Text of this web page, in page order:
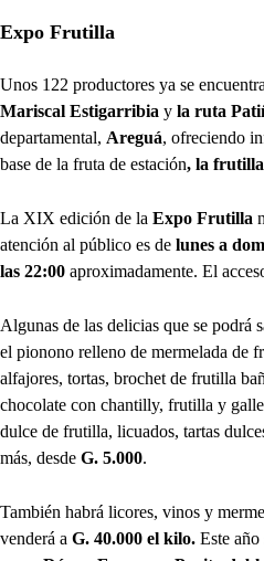
Expo Frutilla
Unos 122 productores ya se
Mariscal Estigarribia y la ruta
departamental, Areguá, ofreciendo
base de la fruta de estación, la
La XIX edición de la Expo Frutilla
atención al público es de lunes a
las 22:00 aproximadamente. El
Algunas de las delicias que se podrá
el pionono relleno de mermelada de
alfajores, tortas, brochet de frutilla
chocolate con chantilly, frutilla y
dulce de frutilla, licuados, tartas
más, desde G. 5.000.
También habrá licores, vinos y
venderá a G. 40.000 el kilo. Este